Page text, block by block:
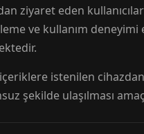
ziyaret eden
ve kullanım deneyimi
istenilen cihazdan
şekilde ulaşılması